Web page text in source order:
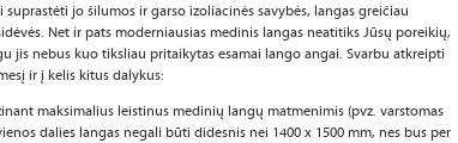
suprastėti jo šilumos ir garso izoliacinės savybės, langas greičiau
Net ir pats moderniausias medinis langas neatitiks Jūsų poreikių,
jis nebus kuo tiksliau pritaikytas esamai lango angai. Svarbu atkreipti
ir į kelis kitus dalykus:
maksimalius leistinus medinių langų matmenimis (pvz. varstomas
dalies langas negali būti didesnis nei 1400 x 1500 mm, nes bus per